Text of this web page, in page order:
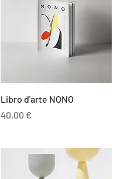
Libro d'arte NONO
Prezzo
40,00 €